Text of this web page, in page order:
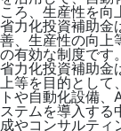
ころ、生産性を向
省力化投資補助金
善、生産性の向上
の有効な制度です。
省力化投資補助金
上等を目的とし
トや自動化設備
ステムを導入する
成やコンサルティ